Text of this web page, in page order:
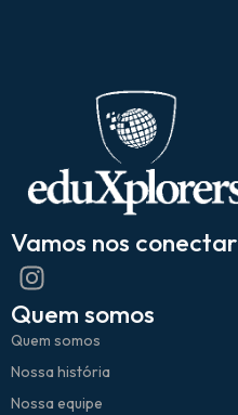
Vamos nos conectar
Quem somos
Quem somos
Nossa história
Nossa equipe